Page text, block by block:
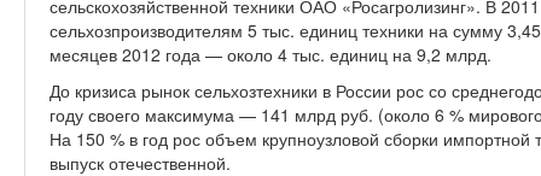
сельскохозяйственной техники ОАО «Росагролизинг». В
сельхозпроизводителям 5 тыс. единиц техники на сумму
месяцев 2012 года — около 4 тыс. единиц на 9,2 млрд.
До кризиса рынок сельхозтехники в России рос со
году своего максимума — 141 млрд руб. (около 6 %
На 150 % в год рос объем крупноузловой сборки импортной
выпуск отечественной.